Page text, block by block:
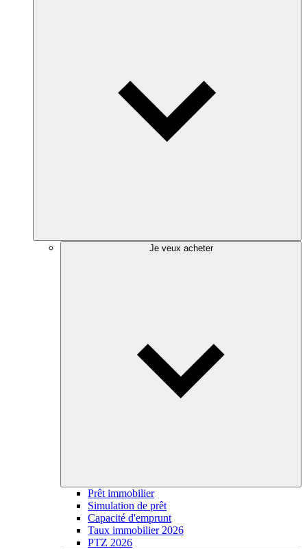
Je veux acheter
Prêt immobilier
Simulation de prêt
Capacité d'emprunt
Taux immobilier 2026
PTZ 2026